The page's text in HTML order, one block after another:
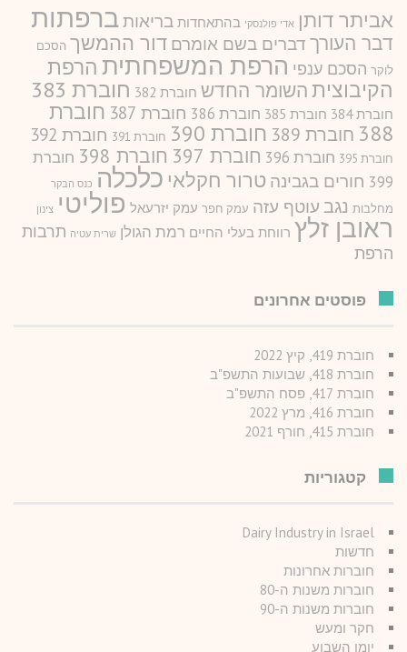
אביתר דותן אדי פולנסקי בהתאחדות בריאותברפתות
דבר העורך דברים בשם אומרם דור ההמשך הסכם
לוקר הסכם ענפי הרפת המשפחתית הרפת
הקיבוציתהשומר החדש חוברת 382 חוברת 383
חוברת 384 חוברת 385 חוברת 386 חוברת 387
חוברת
388 חוברת 389 חוברת 390 חוברת 391 חוברת 392
חוברת 395 חוברת 396 חוברת 397 חוברת 398
חוברת
399 חורים בגבינה טרור חקלאי כלכלה כנס הבקר
מחלבות נגב עוטף עזה עמק חפר עמק יזרעאל פוליטי צינון
ראובן זלץ רווחת בעלי החיים רמת הגולן שרית עטיה תרבות
הרפת
פוסטים אחרונים
חוברת 419, קיץ 2022
חוברת 418, שבועות התשפ"ב
חוברת 417, פסח התשפ"ב
חוברת 416, מרץ 2022
חוברת 415, חורף 2021
קטגוריות
Dairy Industry in Israel
חדשות
חוברות אחרונות
חוברות משנות ה-80
חוברות משנות ה-90
חקר ומעש
יומן השבוע